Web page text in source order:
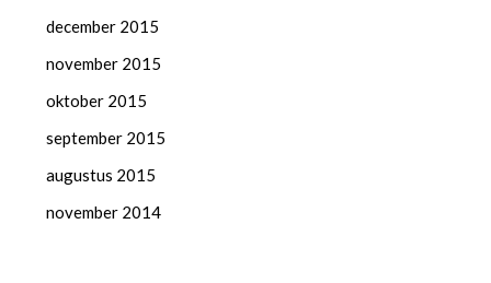
december 2015
november 2015
oktober 2015
september 2015
augustus 2015
november 2014